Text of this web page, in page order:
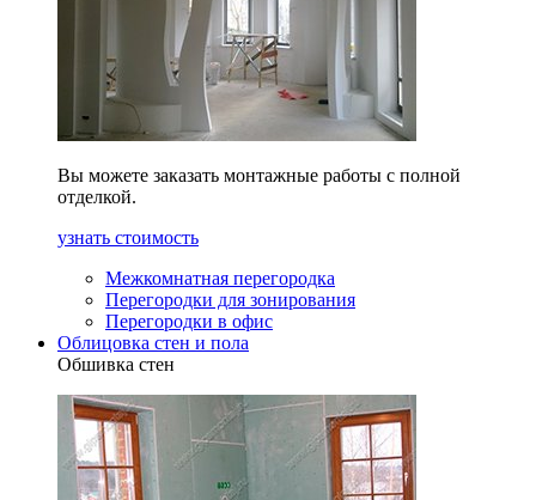
Вы можете заказать монтажные работы с полной
отделкой.
узнать стоимость
Межкомнатная перегородка
Перегородки для зонирования
Перегородки в офис
Облицовка стен и пола
Обшивка стен